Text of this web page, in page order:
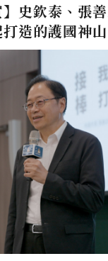
】史欽泰、張
造的護國神山